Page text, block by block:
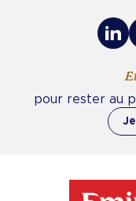
pour rester au